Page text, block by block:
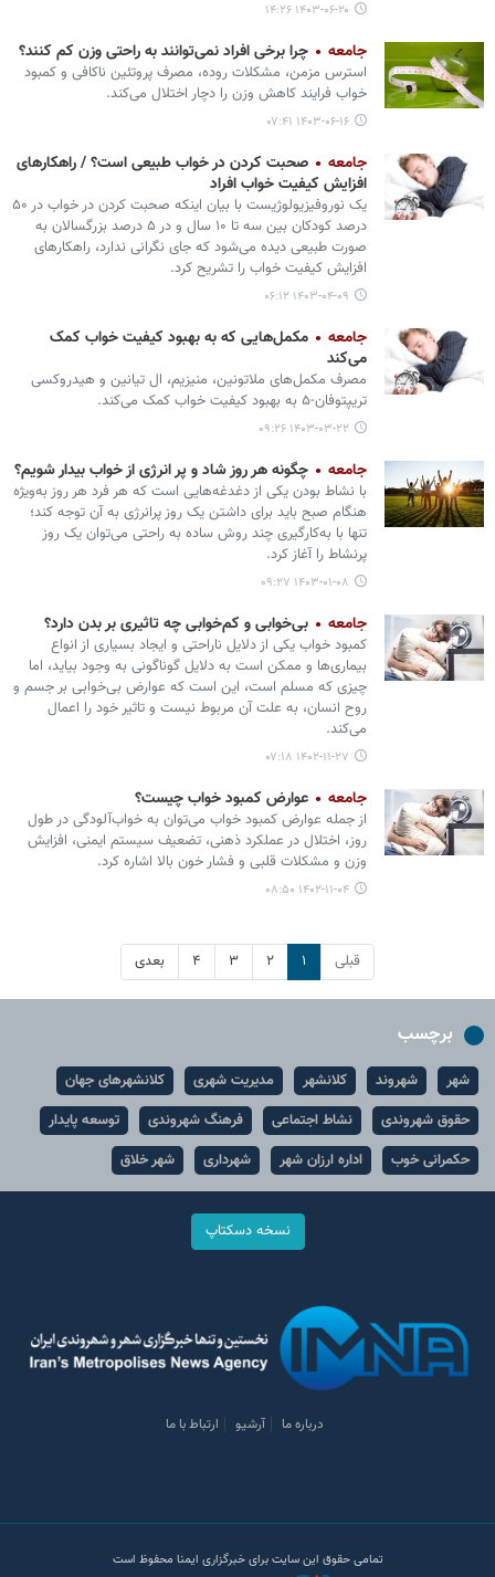
۱۴۰۳-۰۶-۲۰ ۱۴:۲۶
جامعه چرا برخی افراد نمی‌توانند به راحتی وزن کم کنند؟
استرس مزمن، مشکلات روده، مصرف پروتئین ناکافی و کمبود
خواب فرایند کاهش وزن را دچار اختلال می‌کند.
۱۴۰۳-۰۶-۱۶ ۰۷:۴۱
جامعه
صحبت کردن در خواب طبیعی است؟ / راهکارهای
افزایش کیفیت خواب افراد
یک نوروفیزیولوژیست با بیان اینکه صحبت کردن در خواب در ۵۰
درصد کودکان بین سه تا ۱۰ سال و در ۵ درصد بزرگسالان به
صورت طبیعی دیده می‌شود که جای نگرانی ندارد، راهکارهای
افزایش کیفیت خواب را تشریح کرد.
۱۴۰۳-۰۴-۰۹ ۰۶:۱۲
جامعه
مکمل‌هایی که به بهبود کیفیت خواب کمک
می‌کند
مصرف مکمل‌های ملاتونین، منیزیم، ال تیانین و هیدروکسی
تریپتوفان-۵ به بهبود کیفیت خواب کمک می‌کند.
۱۴۰۳-۰۳-۲۲ ۰۹:۲۶
جامعه چگونه هر روز شاد و پر انرژی از خواب بیدار شویم؟
با نشاط بودن یکی از دغدغه‌هایی است که هر فرد هر روز به‌ویژه
هنگام صبح باید برای داشتن یک روز پرانرژی به آن توجه کند؛
تنها با به‌کارگیری چند روش ساده به راحتی ‌می‌توان یک روز
پرنشاط را آغاز کرد.
۱۴۰۳-۰۱-۰۸ ۰۹:۲۷
جامعه بی‌خوابی و کم‌خوابی چه تاثیری بر بدن دارد؟
کمبود خواب یکی از دلایل ناراحتی و ایجاد بسیاری از انواع
بیماری‌ها و ممکن است به دلایل گوناگونی به وجود بیاید، اما
چیزی که مسلم است، این است که عوارض بی‌خوابی بر جسم و
روح انسان، به علت آن مربوط نیست و تاثیر خود را اعمال
می‌کند.
۱۴۰۲-۱۱-۲۷ ۰۷:۱۸
جامعه عوارض کمبود خواب چیست؟
از جمله عوارض کمبود خواب می‌توان به خواب‌آلودگی در طول
روز، اختلال در عملکرد ذهنی، تضعیف سیستم ایمنی، افزایش
وزن و مشکلات قلبی و فشار خون بالا اشاره کرد.
۱۴۰۲-۱۱-۰۴ ۰۸:۵۰
قبلی ۱ ۲ ۳ ۴ بعدی
برچسب
شهر شهروند کلانشهر مدیریت شهری
کلانشهرهای جهان
حقوق شهروندی
نشاط اجتماعی فرهنگ شهروندی
توسعه پایدار
حکمرانی خوب
اداره ارزان شهر شهرداری شهر خلاق
نسخه دسکتاپ
درباره ما آرشیو ارتباط با ما
تمامی حقوق این سایت برای خبرگزاری ایمنا محفوظ است